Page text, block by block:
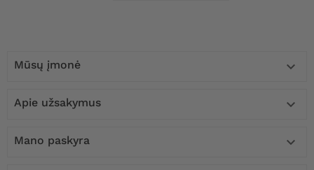
Mūsų įmonė 
Apie užsakymus 
Mano paskyra 